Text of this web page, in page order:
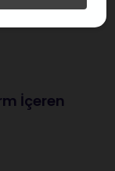
İçeren